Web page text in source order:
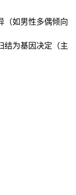
（如男性多偶倾向
结为基因决定（主